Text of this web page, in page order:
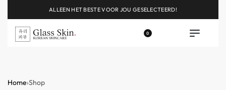
ALLEEN HET BESTE VOOR JOU GESELECTEERD!
0
Home›Shop